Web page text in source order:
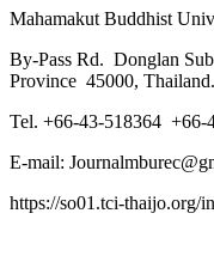
Mahamakut Buddhist
By-Pass Rd. Donglan
Province 45000, Thailand.
Tel. +66-43-518364 +66-
E-mail:
https://so01.tci-thaijo.org/